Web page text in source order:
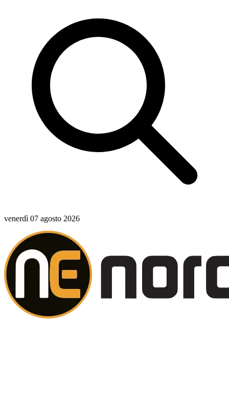
venerdì 07 agosto 2026